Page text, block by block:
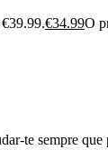
€34.99O
te sempre que